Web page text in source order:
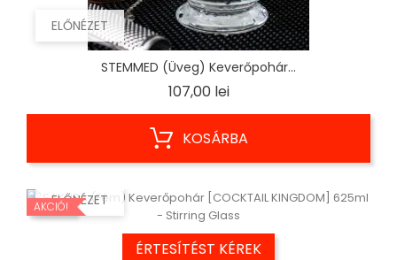
ELŐNÉZET
STEMMED (Üveg) Keverőpohár...
107,00 leiÁr
KOSÁRBA
ELŐNÉZET
AKCIÓ!
ÉRTESÍTÉST KÉREK